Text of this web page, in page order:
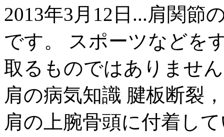
2013年3月12日...肩関節
です。 スポーツなどを
取るものではありませ
肩の病気知識 腱板断裂
肩の上腕骨頭に付着し